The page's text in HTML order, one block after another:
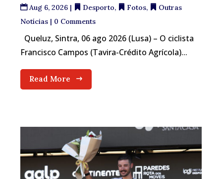
Aug 6, 2026 | Desporto, Fotos,
Outras
Notícias | 0 Comments
Queluz, Sintra, 06 ago 2026 (Lusa) – O ciclista
Francisco Campos (Tavira-Crédito Agrícola)...
Read More